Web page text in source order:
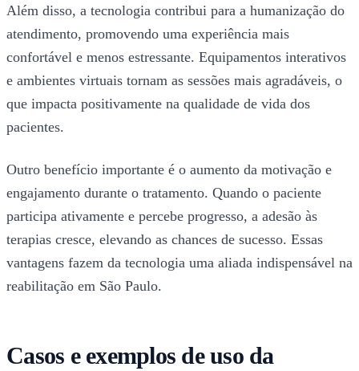
Além disso, a tecnologia contribui para a humanização do
atendimento, promovendo uma experiência mais
confortável e menos estressante. Equipamentos interativos
e ambientes virtuais tornam as sessões mais agradáveis, o
que impacta positivamente na qualidade de vida dos
pacientes.
Outro benefício importante é o aumento da motivação e
engajamento durante o tratamento. Quando o paciente
participa ativamente e percebe progresso, a adesão às
terapias cresce, elevando as chances de sucesso. Essas
vantagens fazem da tecnologia uma aliada indispensável na
reabilitação em São Paulo.
Casos e exemplos de uso da